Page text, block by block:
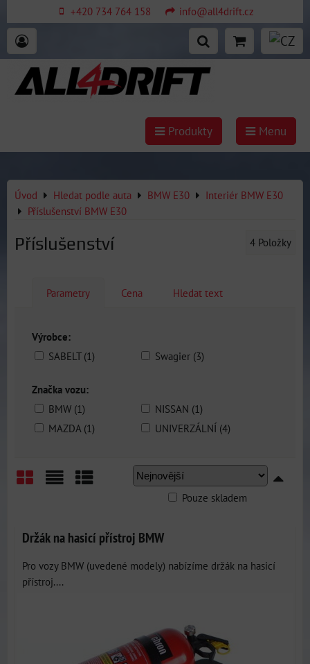
+420 734 764 158 info@all4drift.cz
Produkty Menu
Úvod Hledat podle auta BMW E30
Interiér BMW E30
Příslušenství BMW E30
Příslušenství 4 Položky
Parametry Cena Hledat text
Výrobce:
SABELT (1)
Swagier (3)
Značka vozu:
BMW (1)
NISSAN (1)
MAZDA (1)
UNIVERZÁLNÍ (4)
Pouze skladem
Držák na hasicí přístroj BMW
Pro vozy BMW (uvedené modely) nabízíme držák na hasicí
přístroj....